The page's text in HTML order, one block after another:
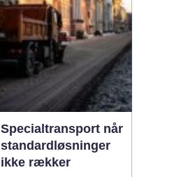
Specialtransport når
standardløsninger
ikke rækker